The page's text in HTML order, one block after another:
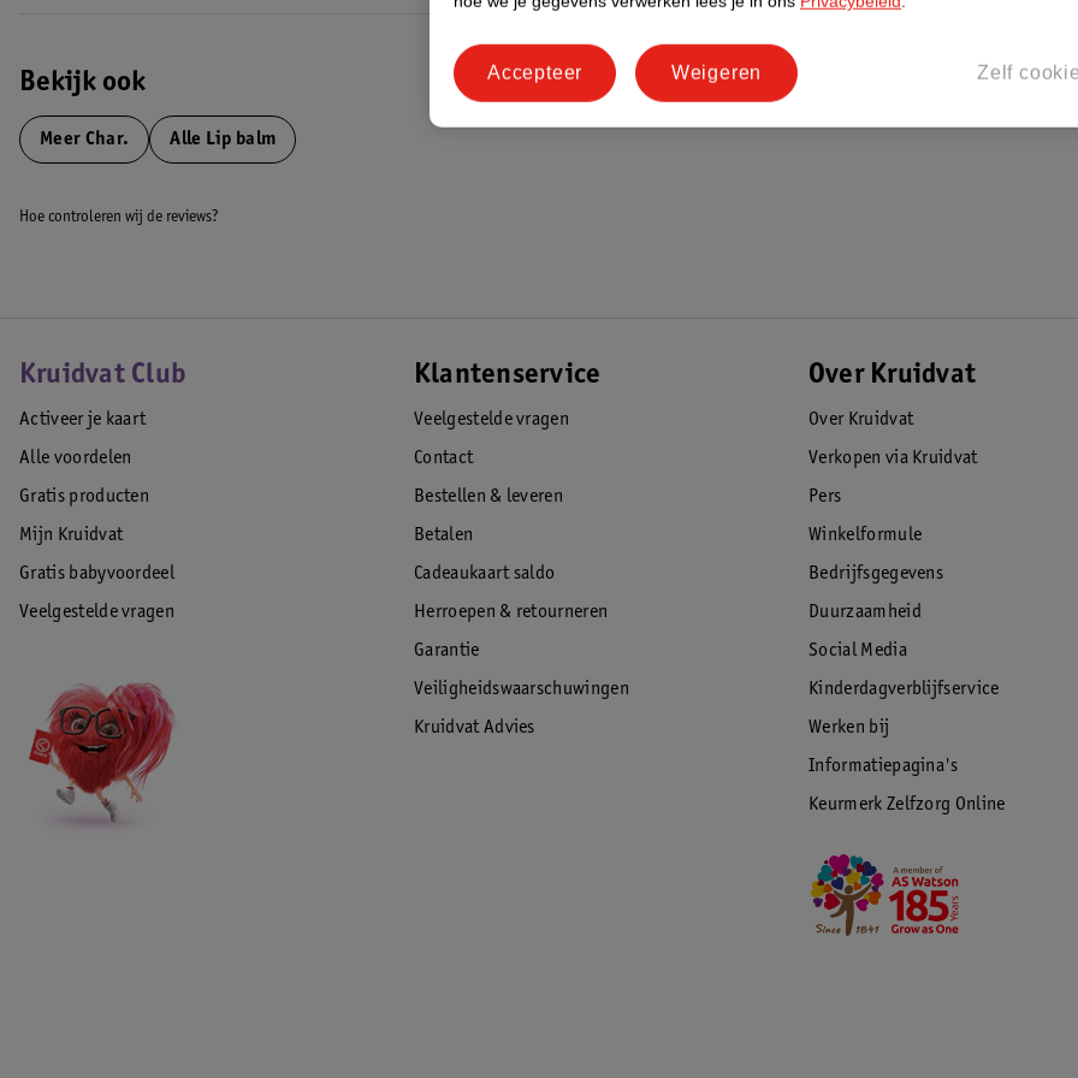
Bekijk ook
Meer Char. Alle Lip balm
Hoe controleren wij de reviews?
Kruidvat Club
Activeer je kaart
Alle voordelen
Gratis producten
Mijn Kruidvat
Gratis babyvoordeel
Veelgestelde vragen
Klantenservice
Veelgestelde vragen
Contact
Bestellen & leveren
Betalen
Cadeaukaart saldo
Herroepen & retourneren
Garantie
Veiligheidswaarschuwingen
Kruidvat Advies
Over Kruidvat
Over Kruidvat
Verkopen via Kruidvat
Pers
Winkelformule
Bedrijfsgegevens
Duurzaamheid
Social Media
Kinderdagverblijfservice
Werken bij
Informatiepagina's
Keurmerk Zelfzorg Online
Zelf
Weigeren
Accepteer